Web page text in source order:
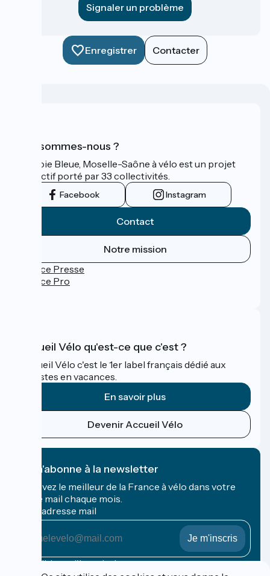
Signaler un problème
Enregistrer Contacter
Qui sommes-nous ?
La Voie Bleue, Moselle-Saône à vélo est un projet
collectif porté par 33 collectivités.
Facebook Instagram
Contact
Notre mission
Espace Presse
Espace Pro
Accueil Vélo qu'est-ce que c'est ?
Accueil Vélo c'est le 1er label français dédié aux
cyclistes en vacances.
En savoir plus
Devenir Accueil Vélo
Je m'abonne à la newsletter
Recevez le meilleur de la France à vélo dans votre
boîte mail chaque mois.
Mon adresse mail
Mon
adresse
mail
Conditions d'inscription